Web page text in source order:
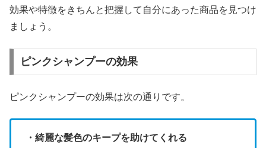
効果や特徴をきちんと把握して自分にあった商品を見つけ
ましょう。
ピンクシャンプーの効果
ピンクシャンプーの効果は次の通りです。
・綺麗な髪色のキープを助けてくれる